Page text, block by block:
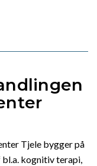
Tjele bygger på
bl.a. kognitiv terapi,